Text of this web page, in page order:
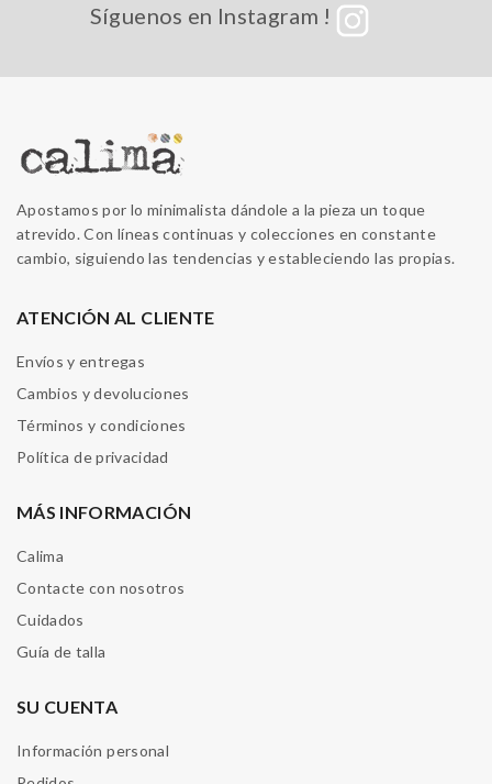
Síguenos en Instagram !
Apostamos por lo minimalista dándole a la pieza un toque
atrevido. Con líneas continuas y colecciones en constante
cambio, siguiendo las tendencias y estableciendo las propias.
ATENCIÓN AL CLIENTE
Envíos y entregas
Cambios y devoluciones
Términos y condiciones
Política de privacidad
MÁS INFORMACIÓN
Calima
Contacte con nosotros
Cuidados
Guía de talla
SU CUENTA
Información personal